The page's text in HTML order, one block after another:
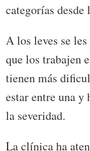
categorías desde
A los leves se
que los trabajen
tienen más
estar entre una y
la severidad.
La clínica ha